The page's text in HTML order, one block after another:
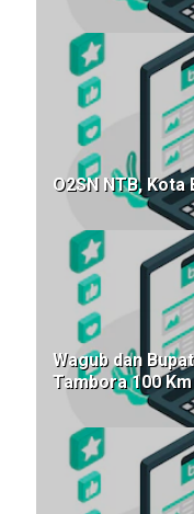
O2SN NTB,
Wagub dan
Tambora 100 Km